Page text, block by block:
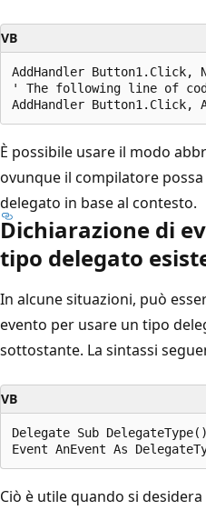
VB
AddHandler Button1.Click,
' The following line of
È possibile usare il modo
ovunque il compilatore
delegato in base al contesto.
Dichiarazione di
tipo delegato
In alcune situazioni, può
evento per usare un tipo
sottostante. La sintassi
VB
Delegate Sub DelegateType()
Ciò è utile quando si